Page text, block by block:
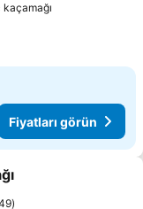
Fiyatları görün
ekle